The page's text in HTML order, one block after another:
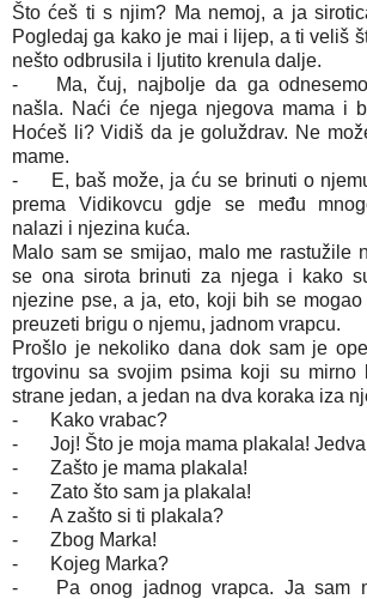
Što ćeš ti s njim? Ma nemoj, a ja
Pogledaj ga kako je mai i lijep, a ti veliš
nešto odbrusila i ljutito krenula dalje.
-
Ma, čuj, najbolje da ga
našla. Naći će njega njegova mama i
Hoćeš li? Vidiš da je goluždrav. Ne
mame.
-
E, baš može, ja ću se brinuti o
prema Vidikovcu gdje se među
nalazi i njezina kuća.
Malo sam se smijao, malo me rastužile
se ona sirota brinuti za njega i kako
njezine pse, a ja, eto, koji bih se
preuzeti brigu o njemu, jadnom vrapcu.
Prošlo je nekoliko dana dok sam je
trgovinu sa svojim psima koji su mirno
strane jedan, a jedan na dva koraka iza
-
Kako vrabac?
-
Joj! Što je moja mama plakala!
-
Zašto je mama plakala!
-
Zato što sam ja plakala!
-
A zašto si ti plakala?
-
Zbog Marka!
-
Kojeg Marka?
-
Pa onog jadnog vrapca. Ja sam